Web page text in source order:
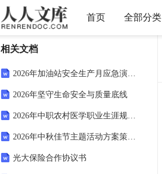
首页 全部分类
相关文档
2026年加油站安全生产月应急演练方案
2026年坚守生命安全与质量底线
2026年中职农村医学职业生涯规划书
2026年中秋佳节主题活动方案策划书
光大保险合作协议书